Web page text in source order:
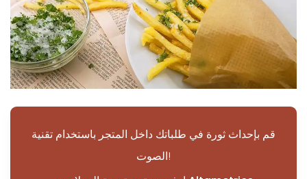
قم بإحداث ثورة في طلباتك داخل المتجر باستخدام تقنية
الصوت!